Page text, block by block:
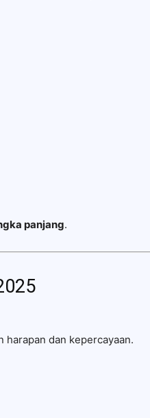
panjang.
harapan dan kepercayaan.